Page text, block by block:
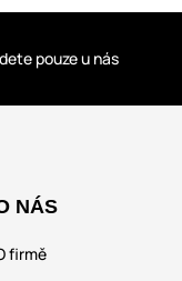
pouze u nás
NÁS
firmě